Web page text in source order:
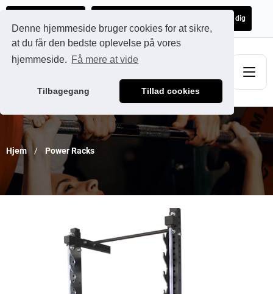
Denne hjemmeside bruger cookies for at sikre,
at du får den bedste oplevelse på vores
hjemmeside. Få mere at vide
Tilbagegang Tillad cookies
Få et uforpligtende tilbud skræddersyet til dig
Hjem Power Racks